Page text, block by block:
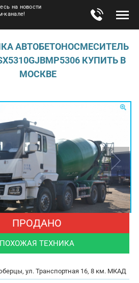
на новости
канале!
АВТОБЕТОНОСМЕСИТЕЛЬ
КУПИТЬ В
МОСКВЕ
ПРОДАНО
ПОХОЖАЯ ТЕХНИКА
ул. Транспортная 16, 8 км. МКАД